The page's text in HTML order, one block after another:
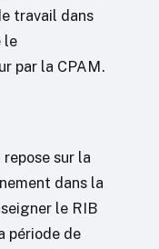
travail dans
le
par la CPAM.
sur la
dans la
le RIB
période de